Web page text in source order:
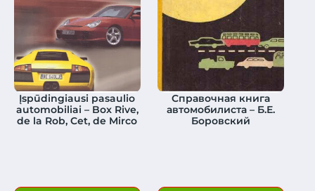
Įspūdingiausi pasaulio
automobiliai – Box Rive,
de la Rob, Cet, de Mirco
Cправочная книга
автомобилиста – Б.Е.
Боровский